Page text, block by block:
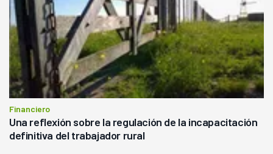
Financiero
Una reflexión sobre la regulación de la incapacitación
definitiva del trabajador rural